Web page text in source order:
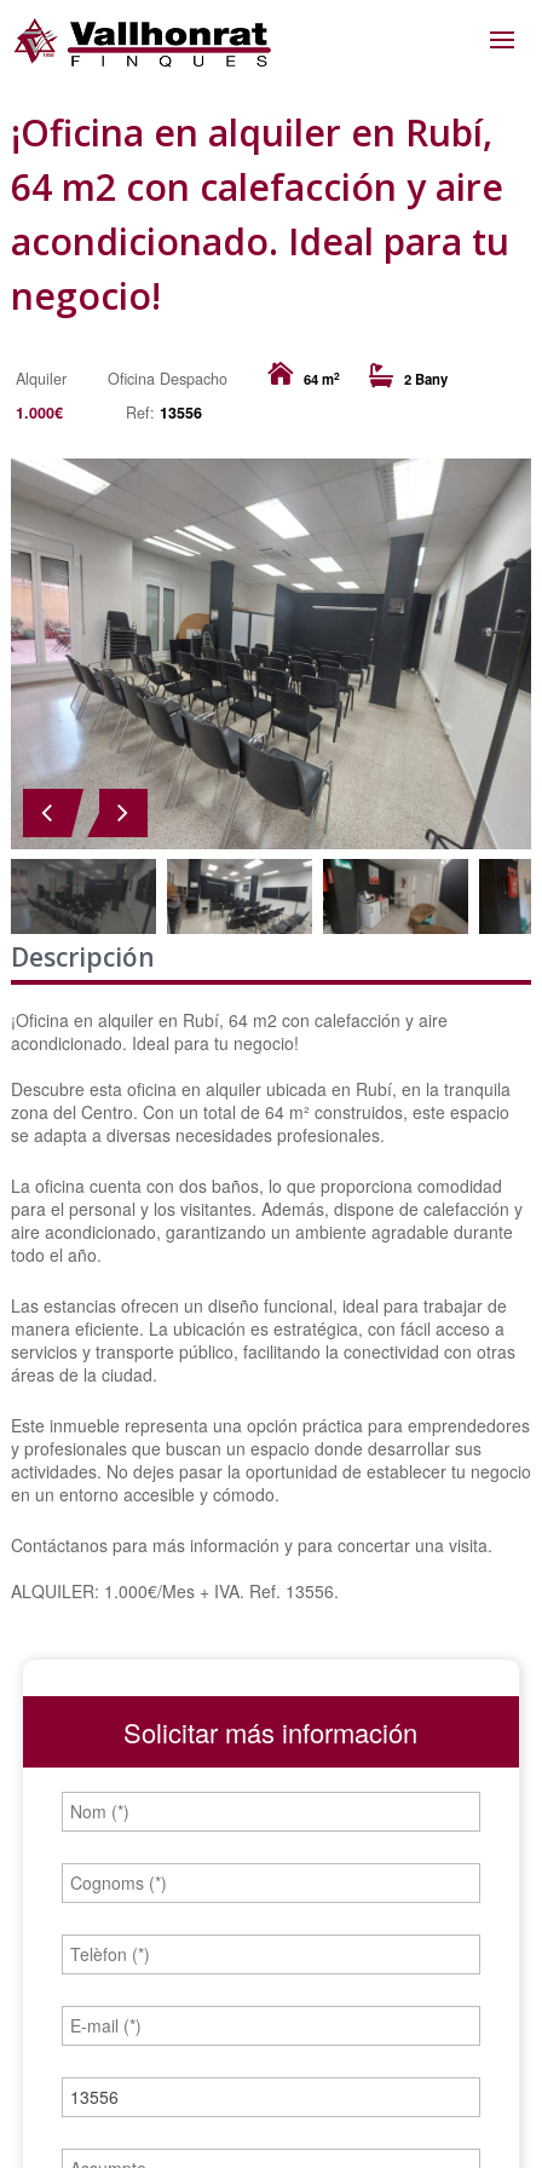
¡Oficina en alquiler en Rubí,
64 m2 con calefacción y aire
acondicionado. Ideal para tu
negocio!
Alquiler Oficina Despacho 64 m2 2 Bany
1.000€ Ref: 13556
Descripción
¡Oficina en alquiler en Rubí, 64 m2 con calefacción y aire
acondicionado. Ideal para tu negocio!
Descubre esta oficina en alquiler ubicada en Rubí, en la tranquila
zona del Centro. Con un total de 64 m² construidos, este espacio
se adapta a diversas necesidades profesionales.
La oficina cuenta con dos baños, lo que proporciona comodidad
para el personal y los visitantes. Además, dispone de calefacción y
aire acondicionado, garantizando un ambiente agradable durante
todo el año.
Las estancias ofrecen un diseño funcional, ideal para trabajar de
manera eficiente. La ubicación es estratégica, con fácil acceso a
servicios y transporte público, facilitando la conectividad con otras
áreas de la ciudad.
Este inmueble representa una opción práctica para emprendedores
y profesionales que buscan un espacio donde desarrollar sus
actividades. No dejes pasar la oportunidad de establecer tu negocio
en un entorno accesible y cómodo.
Contáctanos para más información y para concertar una visita.
ALQUILER: 1.000€/Mes + IVA. Ref. 13556.
Solicitar más información